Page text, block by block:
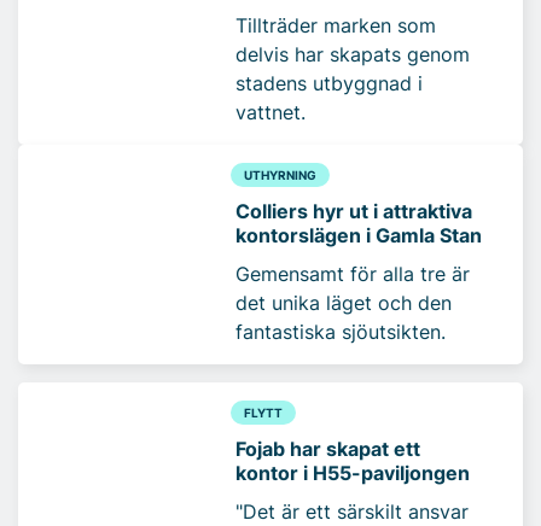
Tillträder marken som
delvis har skapats genom
stadens utbyggnad i
vattnet.
UTHYRNING
Colliers hyr ut i attraktiva
kontorslägen i Gamla Stan
Gemensamt för alla tre är
det unika läget och den
fantastiska sjöutsikten.
FLYTT
Fojab har skapat ett
kontor i H55-paviljongen
"Det är ett särskilt ansvar